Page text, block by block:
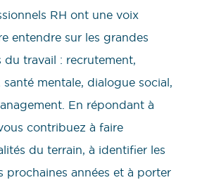
RH ont une voix
entendre sur les grandes
travail : recrutement,
mentale, dialogue social,
En répondant à
contribuez à faire
du terrain, à identifier les
prochaines années et à porter